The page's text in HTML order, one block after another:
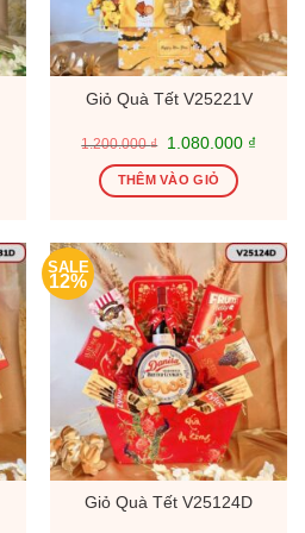
Giỏ Quà Tết V25221V
1.200.000₫
Giá
là:
1.200.000 ₫.
1.080.000 ₫Giá
THÊM VÀO GIỎ
SALE
12%
Giỏ Quà Tết V25124D